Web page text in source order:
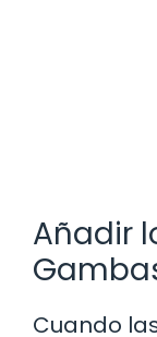
Añadir
Cuando